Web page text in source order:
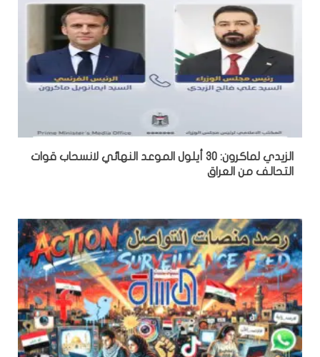
الزيدي لماكرون: 30 أيلول الموعد النهائي لانسحاب قوات
التحالف من العراق